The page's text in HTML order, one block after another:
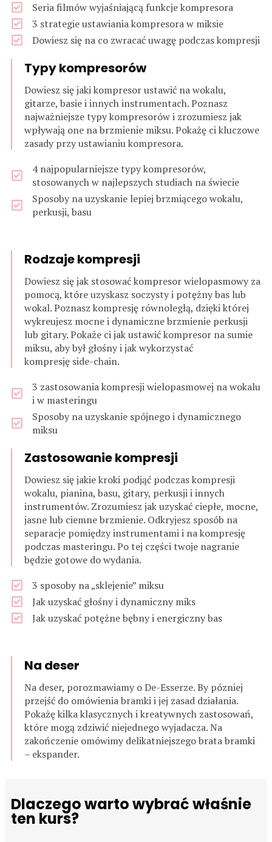
Seria filmów wyjaśniającą funkcje kompresora
3 strategie ustawiania kompresora w miksie
Dowiesz się na co zwracać uwagę podczas kompresji
Typy kompresorów
Dowiesz się jaki kompresor ustawić na wokalu,
gitarze, basie i innych instrumentach. Poznasz
najważniejsze typy kompresorów i zrozumiesz jak
wpływają one na brzmienie miksu. Pokażę ci kluczowe
zasady przy ustawianiu kompresora.
4 najpopularniejsze typy kompresorów,
stosowanych w najlepszych studiach na świecie
Sposoby na uzyskanie lepiej brzmiącego wokalu,
perkusji, basu
Rodzaje kompresji
Dowiesz się jak stosować kompresor wielopasmowy za
pomocą, które uzyskasz soczysty i potężny bas lub
wokal. Poznasz kompresję równoległą, dzięki której
wykreujesz mocne i dynamiczne brzmienie perkusji
lub gitary. Pokaże ci jak ustawić kompresor na sumie
miksu, aby był głośny i jak wykorzystać
kompresję side-chain.
3 zastosowania kompresji wielopasmowej na wokalu
i w masteringu
Sposoby na uzyskanie spójnego i dynamicznego
miksu
Zastosowanie kompresji
Dowiesz się jakie kroki podjąć podczas kompresji
wokalu, pianina, basu, gitary, perkusji i innych
instrumentów. Zrozumiesz jak uzyskać ciepłe, mocne,
jasne lub ciemne brzmienie. Odkryjesz sposób na
separacje pomiędzy instrumentami i na kompresję
podczas masteringu. Po tej części twoje nagranie
będzie gotowe do wydania.
3 sposoby na „sklejenie” miksu
Jak uzyskać głośny i dynamiczny miks
Jak uzyskać potężne bębny i energiczny bas
Na deser
Na deser, porozmawiamy o De-Esserze. By pózniej
przejść do omówienia bramki i jej zasad działania.
Pokażę kilka klasycznych i kreatywnych zastosowań,
które mogą zdziwić niejednego wyjadacza. Na
zakończenie omówimy delikatniejszego brata bramki
– ekspander.
Dlaczego warto wybrać właśnie
ten kurs?